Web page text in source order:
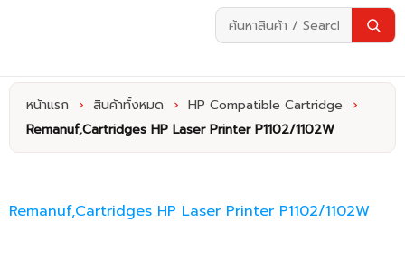
หน้าแรก › สินค้าทั้งหมด › HP Compatible Cartridge
›
Remanuf,Cartridges HP Laser Printer P1102/1102W
Remanuf,Cartridges HP Laser Printer P1102/1102W